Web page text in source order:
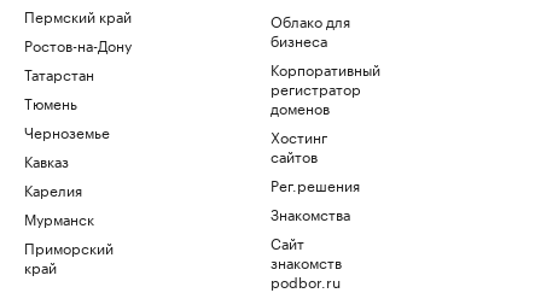
Пермский край
Ростов-на-Дону
Татарстан
Тюмень
Черноземье
Кавказ
Карелия
Мурманск
Приморский
край
Облако для
бизнеса
Корпоративный
регистратор
доменов
Хостинг
сайтов
Рег.решения
Знакомства
Сайт
знакомств
podbor.ru